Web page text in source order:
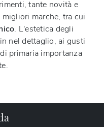
tante novità e
marche, tra cui
. L'estetica degli
nel dettaglio, ai gusti
primaria importanza